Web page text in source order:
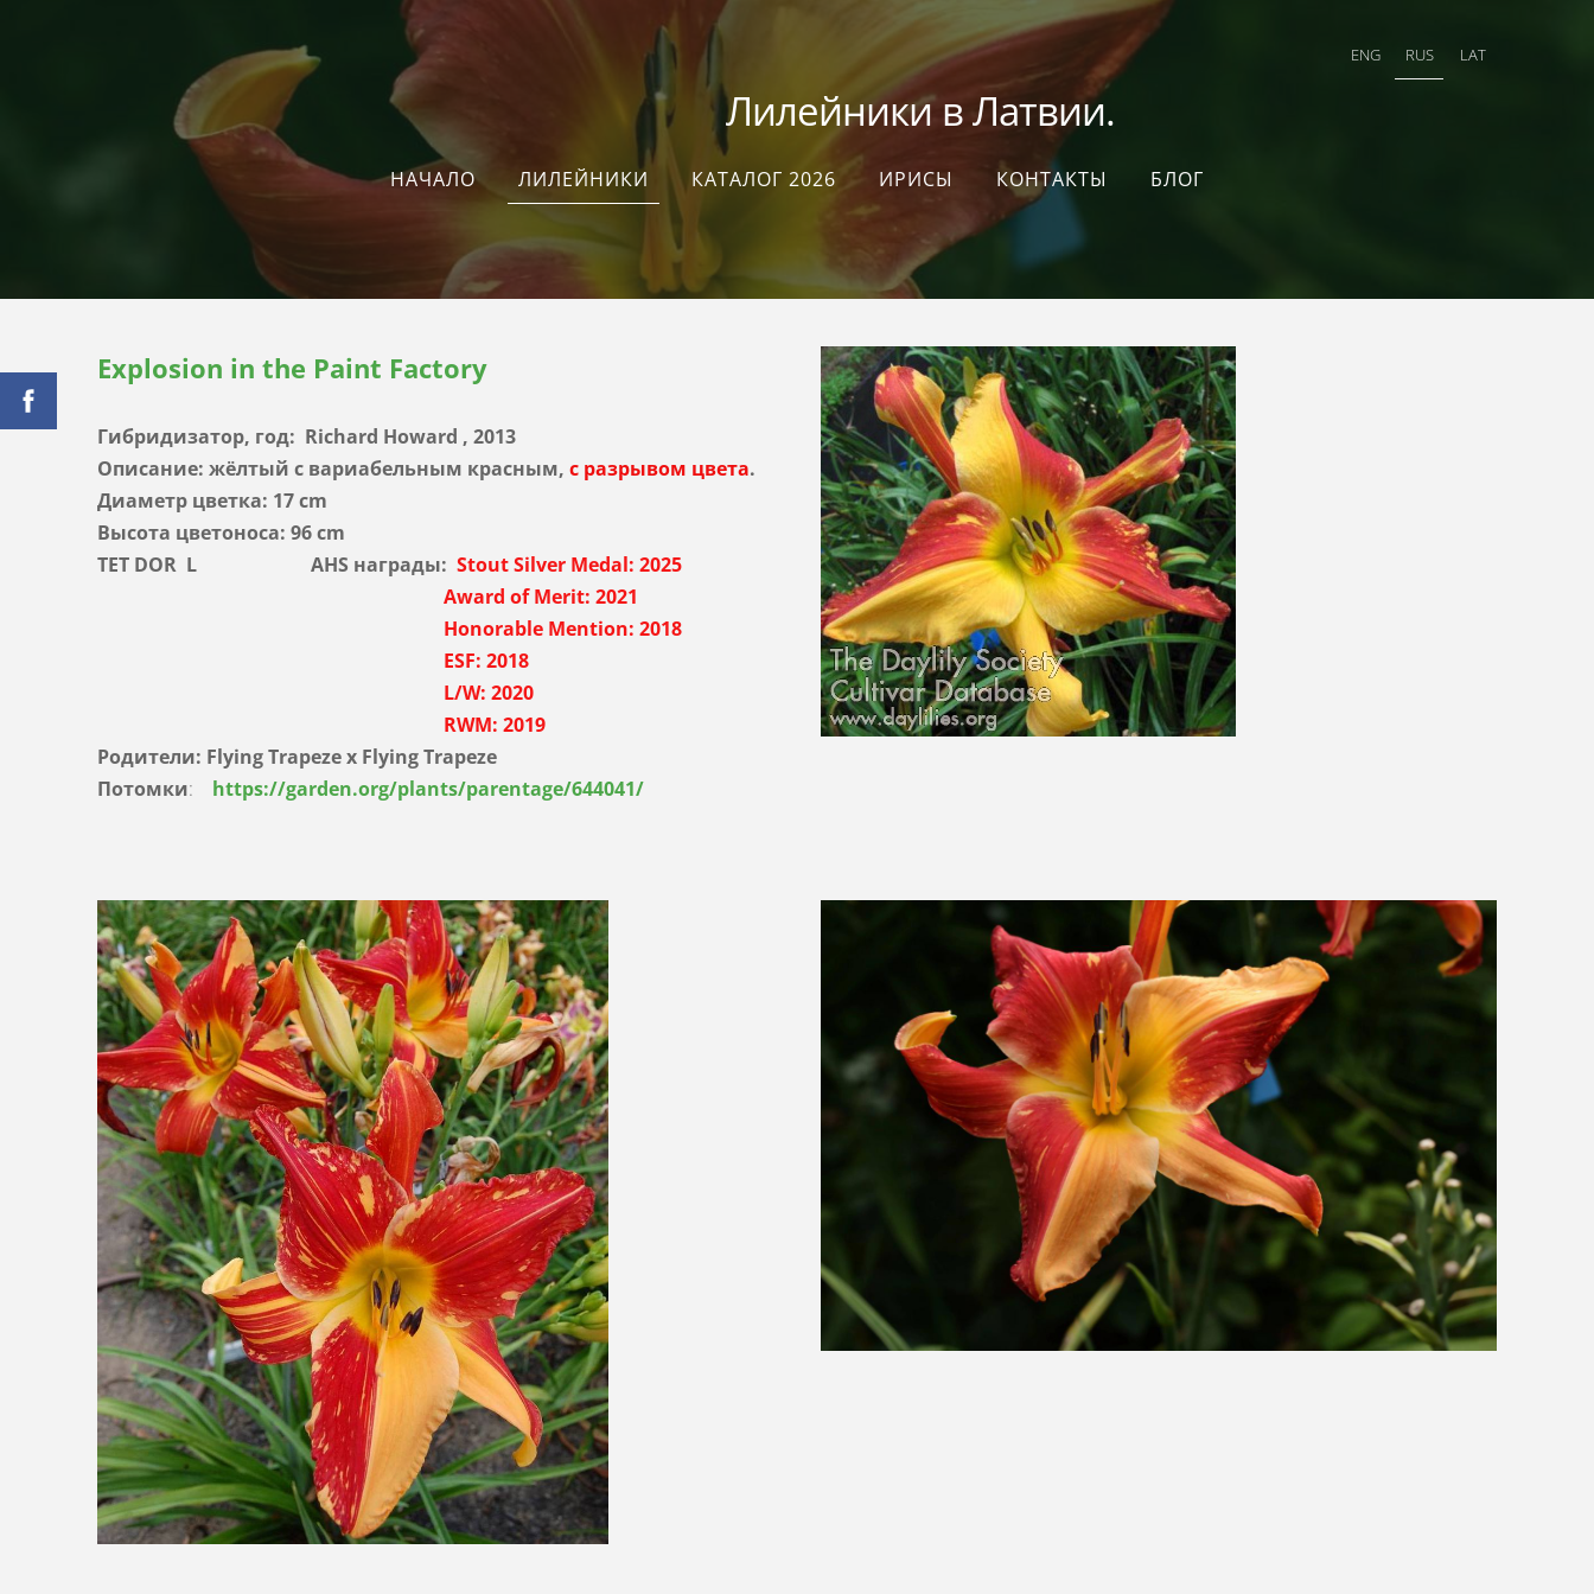
ENG RUS LAT
Лилейники в Латвии.
НАЧАЛО ЛИЛЕЙНИКИ КАТАЛОГ 2026 ИРИСЫ КОНТАКТЫ БЛОГ
Explosion in the Paint Factory
Гибридизатор, год: Richard Howard , 2013
Описание: жёлтый с вариабельным красным, с разрывом цвета.
Диаметр цветка: 17 cm
Высота цветоноса: 96 cm
TET DOR L AHS награды: Stout Silver Medal: 2025
Award of Merit: 2021
Honorable Mention: 2018
ESF: 2018
L/W: 2020
RWM: 2019
Родители: Flying Trapezex Flying Trapeze
Потомки: https://garden.org/plants/parentage/644041/